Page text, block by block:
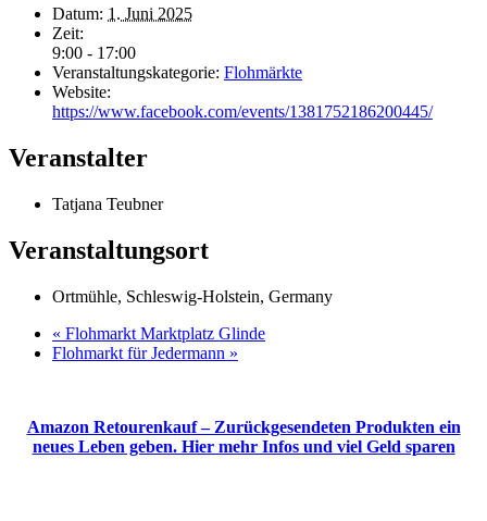
Datum: 1. Juni 2025
Zeit:
9:00 - 17:00
Veranstaltungskategorie: Flohmärkte
Website:
https://www.facebook.com/events/1381752186200445/
Veranstalter
Tatjana Teubner
Veranstaltungsort
Ortmühle, Schleswig-Holstein, Germany
« Flohmarkt Marktplatz Glinde
Flohmarkt für Jedermann »
Amazon Retourenkauf – Zurückgesendeten Produkten ein
neues Leben geben. Hier mehr Infos und viel Geld sparen